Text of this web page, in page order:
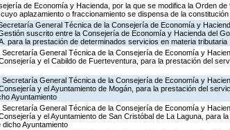
de Economía y Hacienda, por la que se modifica la Orden
aplazamiento o fraccionamiento se dispensa de la
General Técnica de la Consejería de Economía y
suscrito entre la Consejería de Economía y Hacienda del
para la prestación de determinados servicios en materia tributaria
Secretaría General Técnica de la Consejería de Economía y
y el Cabildo de Fuerteventura, para la prestación del
Secretaría General Técnica de la Consejería de Economía y
y el Ayuntamiento de Mogán, para la prestación del
Ayuntamiento
Secretaría General Técnica de la Consejería de Economía y
y el Ayuntamiento de San Cristóbal de La Laguna, para
Ayuntamiento